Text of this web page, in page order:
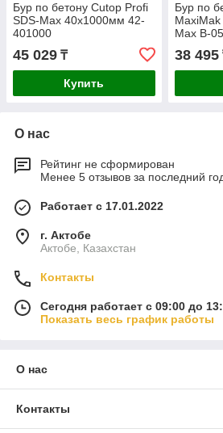
Бур по бетону Cutop Profi
SDS-Max 40х1000мм 42-
401000
45 029 ₸
Купить
Бур по
Max B-
38 495
О нас
Рейтинг не сформирован
Менее 5 отзывов за последний
Работает с 17.01.2022
г. Актобе
Актобе, Казахстан
Контакты
Сегодня работает с 09:00 до
Показать весь график работы
О нас
Контакты